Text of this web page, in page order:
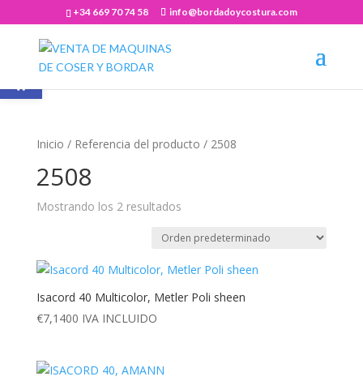
Abrir barra de herramientas
+34 669 70 74 58 info@bordadoycostura.com
Inicio / Referencia del producto / 2508
2508
Mostrando los 2 resultados
Isacord 40 Multicolor, Metler Poli sheen
€7,1400 IVA INCLUIDO